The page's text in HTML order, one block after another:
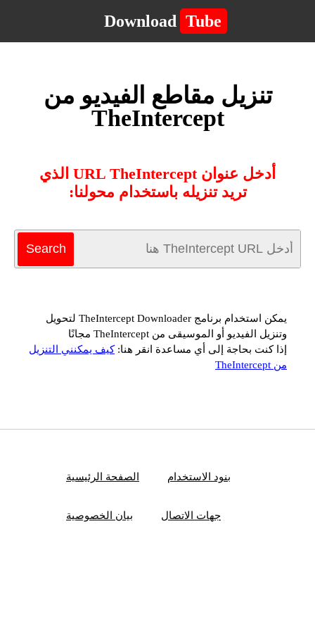
Download Tube
تنزيل مقاطع الفيديو من
TheIntercept
أدخل عنوان URL TheIntercept الذي
تريد تنزيله باستخدام محولنا:
يمكن استخدام برنامج TheIntercept Downloader لتحويل
وتنزيل الفيديو أو الموسيقى من TheIntercept مجانًا
إذا كنت بحاجة إلى أي مساعدة انقر هنا:كيف يمكنني التنزيل
من TheIntercept
الصفحة الرئيسية بنود الاستخدام
بيان الخصوصية جهات الاتصال